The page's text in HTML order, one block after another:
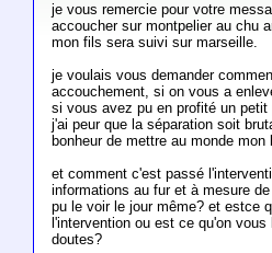
je vous remercie pour votre
accoucher sur montpelier au chu
mon fils sera suivi sur marseille.
je voulais vous demander
accouchement, si on vous a
si vous avez pu en profité un petit
j'ai peur que la séparation soit
bonheur de mettre au monde
et comment c'est passé
informations au fur et à mesure
pu le voir le jour même? et estce
l'intervention ou est ce qu'on
doutes?